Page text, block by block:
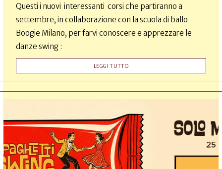
Questi i nuovi interessanti corsi che partiranno a
settembre, in collaborazione con la scuola di ballo
Boogie Milano, per farvi conoscere e apprezzare le
danze swing :
LEGGI TUTTO